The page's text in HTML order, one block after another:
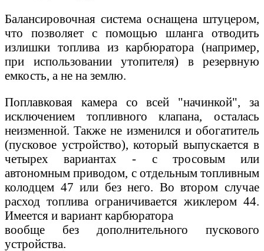
Балансировочная система оснащена штуцером,
что позволяет с помощью шланга отводить
излишки топлива из карбюратора (например,
при использовании утопителя) в резервную
емкость, а не на землю.
Поплавковая камера со всей "начинкой", за
исключением топливного клапана, осталась
неизменной. Также не изменился и обогатитель
(пусковое устройство), который выпускается в
четырех вариантах - с тросовым или
автономным приводом, с отдельным топливным
колодцем 47 или без него. Во втором случае
расход топлива ограничивается жиклером 44.
Имеется и вариант карбюратора
вообще без дополнительного пускового
устройства.